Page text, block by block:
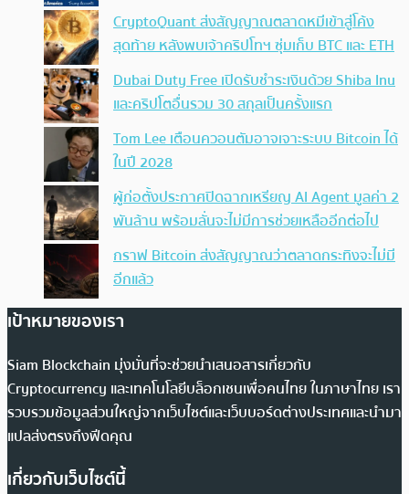
CryptoQuant ส่งสัญญาณตลาดหมีเข้าสู่โค้ง
สุดท้าย หลังพบเจ้าคริปโทฯ ซุ่มเก็บ BTC และ ETH
Dubai Duty Free เปิดรับชำระเงินด้วย Shiba Inu
และคริปโตอื่นรวม 30 สกุลเป็นครั้งแรก
Tom Lee เตือนควอนตัมอาจเจาะระบบ Bitcoin ได้
ในปี 2028
ผู้ก่อตั้งประกาศปิดฉากเหรียญ AI Agent มูลค่า 2
พันล้าน พร้อมลั่นจะไม่มีการช่วยเหลืออีกต่อไป
กราฟ Bitcoin ส่งสัญญาณว่าตลาดกระทิงจะไม่มี
อีกแล้ว
เป้าหมายของเรา
Siam Blockchain มุ่งมั่นที่จะช่วยนำเสนอสารเกี่ยวกับ
Cryptocurrency และเทคโนโลยีบล็อกเชนเพื่อคนไทย ในภาษาไทย เรา
รวบรวมข้อมูลส่วนใหญ่จากเว็บไซต์และเว็บบอร์ดต่างประเทศและนำมา
แปลส่งตรงถึงฟีดคุณ
เกี่ยวกับเว็บไซต์นี้